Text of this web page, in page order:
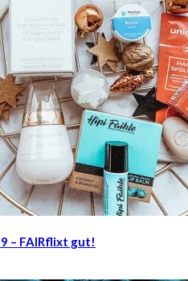
– FAIRflixt gut!